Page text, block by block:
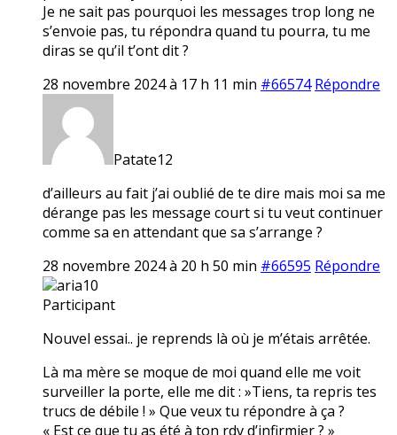
Je ne sait pas pourquoi les messages trop long ne
s’envoie pas, tu répondra quand tu pourra, tu me
diras se qu’il t’ont dit ?
28 novembre 2024 à 17 h 11 min #66574 Répondre
Patate12
d’ailleurs au fait j’ai oublié de te dire mais moi sa me
dérange pas les message court si tu veut continuer
comme sa en attendant que sa s’arrange ?
28 novembre 2024 à 20 h 50 min #66595 Répondre
aria10
Participant
Nouvel essai.. je reprends là où je m’étais arrêtée.
Là ma mère se moque de moi quand elle me voit
surveiller la porte, elle me dit : »Tiens, ta repris tes
trucs de débile ! » Que veux tu répondre à ça ?
« Est ce que tu as été à ton rdv d’infirmier ? »